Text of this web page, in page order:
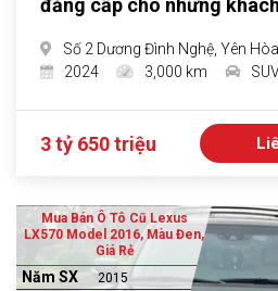
đẳng cấp cho những
Số 2 Dương Đình Nghệ, Yên
2024
3,000 km
3 tỷ 650 triệu
Mua Bán Ô Tô Cũ Lexus
LX570 Model 2016, Màu Đen,
Giá Rẻ
Năm SX 2015